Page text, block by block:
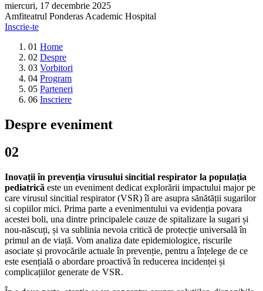
miercuri, 17 decembrie 2025
Amfiteatrul Ponderas Academic Hospital
Inscrie-te
01 Home
02 Despre
03 Vorbitori
04 Program
05 Parteneri
06 Inscriere
Despre eveniment
02
Inovații în prevenția virusului sincitial respirator la populația
pediatrică este un eveniment dedicat explorării impactului major pe
care virusul sincitial respirator (VSR) îl are asupra sănătății sugarilor
si copiilor mici. Prima parte a evenimentului va evidenția povara
acestei boli, una dintre principalele cauze de spitalizare la sugari și
nou-născuți, și va sublinia nevoia critică de protecție universală în
primul an de viață. Vom analiza date epidemiologice, riscurile
asociate și provocările actuale în prevenție, pentru a înțelege de ce
este esențială o abordare proactivă în reducerea incidenței și
complicațiilor generate de VSR.